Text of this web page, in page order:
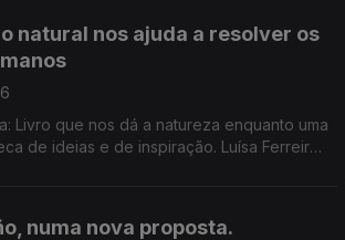
natural nos ajuda a resolver os
Livro que nos dá a natureza enquanto uma
de ideias e de inspiração. Luísa Ferreira
numa nova proposta.